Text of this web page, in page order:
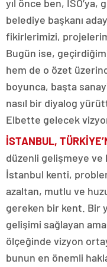
yıl önce ben, İSO’ya,
belediye başkanı
fikirlerimizi,
Bugün ise,
hem de o özet
boyunca, başta
nasıl bir diyalog
Elbette gelecek
İSTANBUL,
düzenli gelişmeye ve
İstanbul kenti,
azaltan, mutlu ve
gereken bir kent. Bir
gelişimi sağlayan
ölçeğinde vizyon
bunun en önemli